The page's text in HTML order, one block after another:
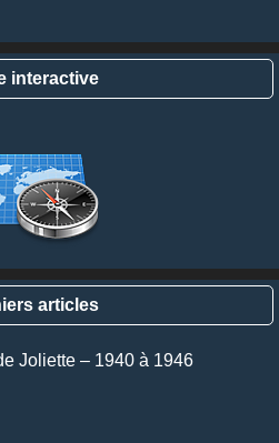
interactive
articles
Joliette – 1940 à 1946